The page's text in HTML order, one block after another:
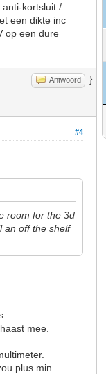
kortsluit /
een dikte inc
op een dure
Antwoord }
#4
room for the 3d
an off the shelf
mee.
plus min